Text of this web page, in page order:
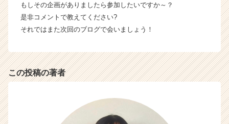
もしその企画がありましたら参加したいですか～？
是非コメントで教えてください?
それではまた次回のブログで会いましょう！
この投稿の著者